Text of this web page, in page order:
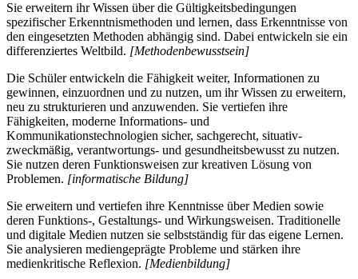
Sie erweitern ihr Wissen über die Gültigkeitsbedingungen
spezifischer Erkenntnismethoden und lernen, dass Erkenntnisse von
den eingesetzten Methoden abhängig sind. Dabei entwickeln sie ein
differenziertes Weltbild. [Methodenbewusstsein]
Die Schüler entwickeln die Fähigkeit weiter, Informationen zu
gewinnen, einzuordnen und zu nutzen, um ihr Wissen zu erweitern,
neu zu strukturieren und anzuwenden. Sie vertiefen ihre
Fähigkeiten, moderne Informations- und
Kommunikationstechnologien sicher, sachgerecht, situativ-
zweckmäßig, verantwortungs- und gesundheitsbewusst zu nutzen.
Sie nutzen deren Funktionsweisen zur kreativen Lösung von
Problemen. [informatische Bildung]
Sie erweitern und vertiefen ihre Kenntnisse über Medien sowie
deren Funktions-, Gestaltungs- und Wirkungsweisen. Traditionelle
und digitale Medien nutzen sie selbstständig für das eigene Lernen.
Sie analysieren mediengeprägte Probleme und stärken ihre
medienkritische Reflexion. [Medienbildung]